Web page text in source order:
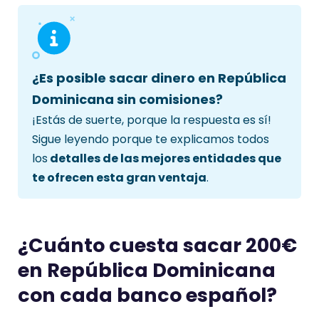
¿Es posible sacar dinero en República
Dominicana sin comisiones?
¡Estás de suerte, porque la respuesta es sí!
Sigue leyendo porque te explicamos todos
losdetalles de las mejores entidades que
te ofrecen esta gran ventaja.
¿Cuánto cuesta sacar 200€
en República Dominicana
con cada banco español?